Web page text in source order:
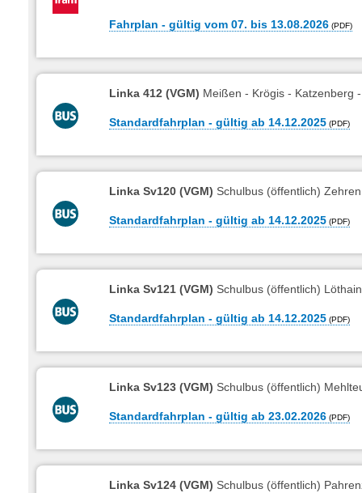
Fahrplan - gültig vom 07. bis 13.08.2026
Linka 412 (VGM) Meißen - Krögis - Katzenberg
Standardfahrplan - gültig ab 14.12.2025
Linka Sv120 (VGM) Schulbus (öffentlich)
Standardfahrplan - gültig ab 14.12.2025
Linka Sv121 (VGM) Schulbus (öffentlich)
Standardfahrplan - gültig ab 14.12.2025
Linka Sv123 (VGM) Schulbus (öffentlich)
Standardfahrplan - gültig ab 23.02.2026
Linka Sv124 (VGM) Schulbus (öffentlich)